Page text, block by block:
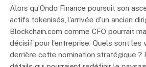
Alors qu’Ondo Finance poursuit son
actifs tokenisés, l’arrivée d’un ancien
Blockchain.com comme CFO pourrait
décisif pour l’entreprise. Quels sont les
derrière cette nomination stratégique ?